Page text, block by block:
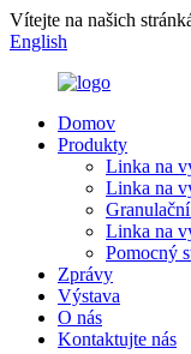
Vítejte na našich
English
Domov
Produkty
Linka na
Linka na
Linka na
Pomocný
Zprávy
Výstava
O nás
Kontaktujte nás